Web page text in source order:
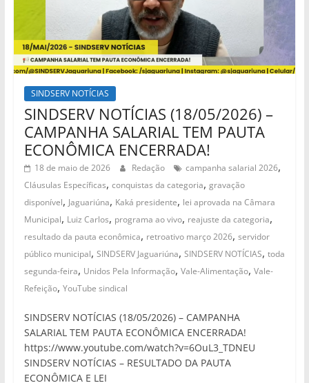
SINDSERV NOTÍCIAS
SINDSERV NOTÍCIAS (18/05/2026) –
CAMPANHA SALARIAL TEM PAUTA
ECONÔMICA ENCERRADA!
18 de maio de 2026 Redação campanha salarial 2026,
Cláusulas Específicas, conquistas da categoria, gravação
disponível, Jaguariúna, Kaká presidente, lei aprovada na Câmara
Municipal, Luiz Carlos, programa ao vivo, reajuste da categoria,
resultado da pauta econômica, retroativo março 2026, servidor
público municipal, SINDSERV Jaguariúna, SINDSERV NOTÍCIAS, toda
segunda-feira, Unidos Pela Informação, Vale-Alimentação, Vale-
Refeição, YouTube sindical
SINDSERV NOTÍCIAS (18/05/2026) – CAMPANHA
SALARIAL TEM PAUTA ECONÔMICA ENCERRADA!
https://www.youtube.com/watch?v=6OuL3_TDNEU
SINDSERV NOTÍCIAS – RESULTADO DA PAUTA
ECONÔMICA E LEI